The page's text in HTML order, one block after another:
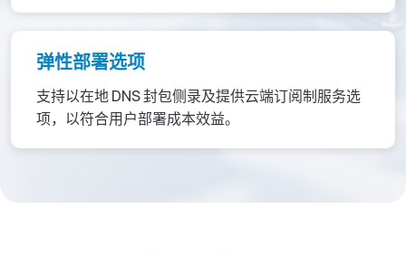
弹性部署选项
支持以在地 DNS 封包侧录及提供云端订阅制服务选
项，以符合用户部署成本效益。